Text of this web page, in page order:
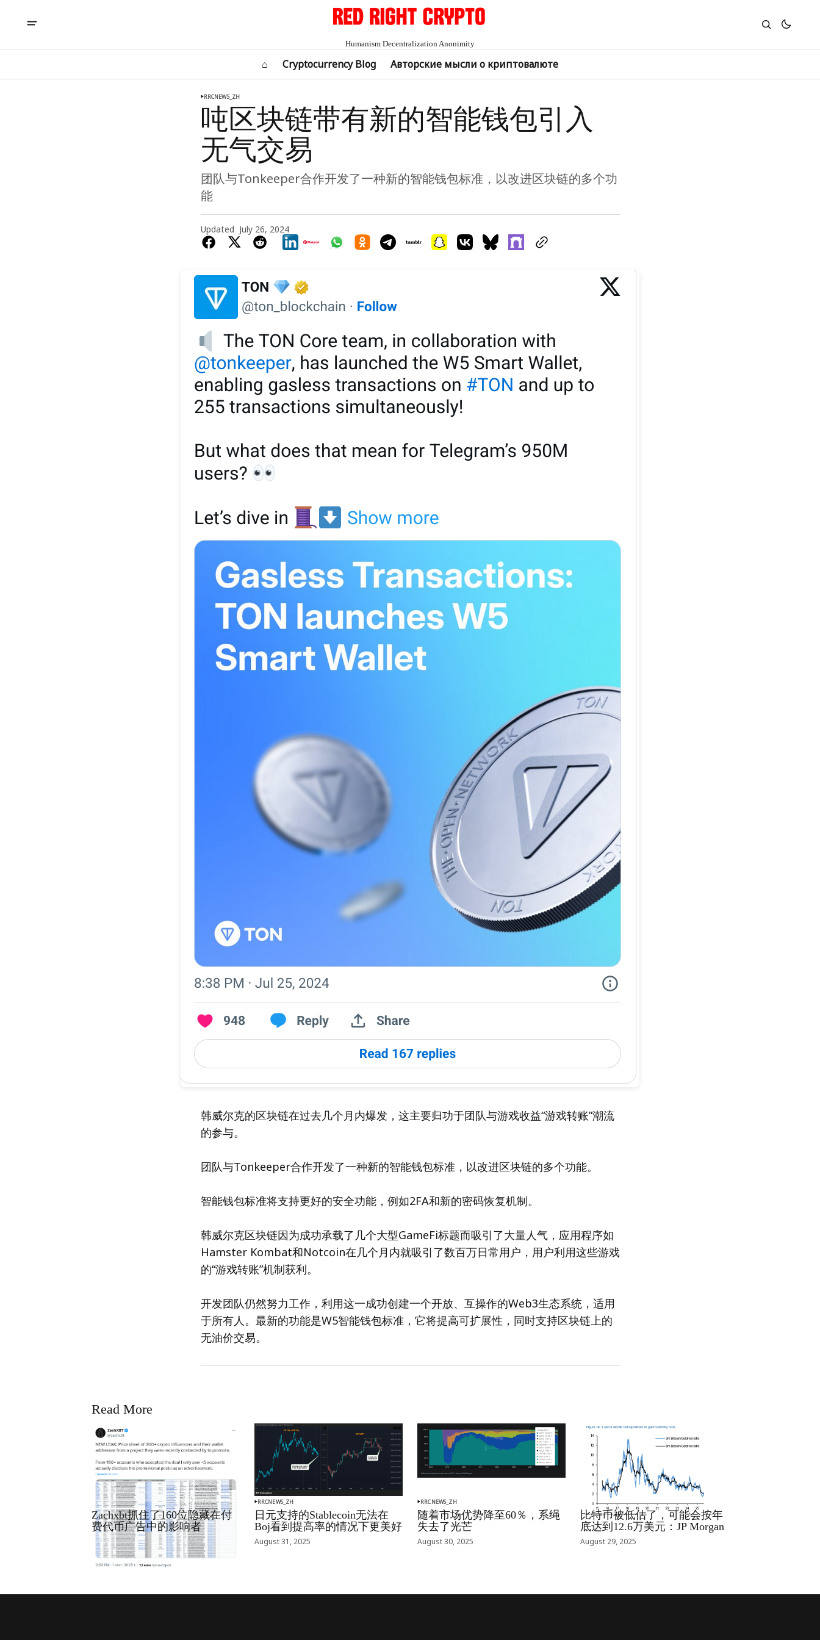
Humanism Decentralization Anonimity
⌂ Cryptocurrency Blog Авторские мысли о криптовалюте
RRCNEWS_ZH
吨区块链带有新的智能钱包引入
无气交易
团队与Tonkeeper合作开发了一种新的智能钱包标准，以改进区块链的多个功
能
Updated July 26, 2024
韩威尔克的区块链在过去几个月内爆发，这主要归功于团队与游戏收益“游戏转账”潮流
的参与。
团队与Tonkeeper合作开发了一种新的智能钱包标准，以改进区块链的多个功能。
智能钱包标准将支持更好的安全功能，例如2FA和新的密码恢复机制。
韩威尔克区块链因为成功承载了几个大型GameFi标题而吸引了大量人气，应用程序如
Hamster Kombat和Notcoin在几个月内就吸引了数百万日常用户，用户利用这些游戏
的“游戏转账”机制获利。
开发团队仍然努力工作，利用这一成功创建一个开放、互操作的Web3生态系统，适用
于所有人。最新的功能是W5智能钱包标准，它将提高可扩展性，同时支持区块链上的
无油价交易。
Read More
RRCNEWS_ZH
Zachxbt抓住了160位隐藏在付
费代币广告中的影响者
September 01, 2025
RRCNEWS_ZH
日元支持的Stablecoin无法在
Boj看到提高率的情况下更美好
August 31, 2025
RRCNEWS_ZH
随着市场优势降至60％，系绳
失去了光芒
August 30, 2025
RRCNEWS_ZH
比特币被低估了，可能会按年
底达到12.6万美元：JP Morgan
August 29, 2025